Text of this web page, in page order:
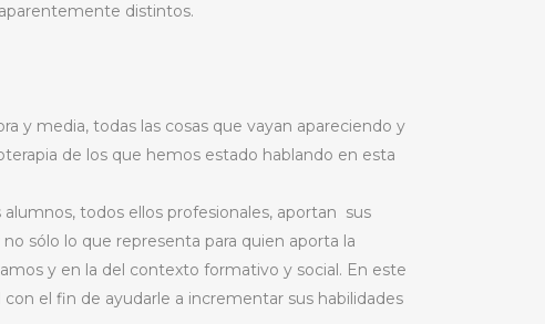
distintos.
y media, todas las cosas que vayan apareciendo y
de los que hemos estado hablando en esta
todos ellos profesionales, aportan sus
sólo lo que representa para quien aporta la
y en la del contexto formativo y social. En este
el fin de ayudarle a incrementar sus habilidades